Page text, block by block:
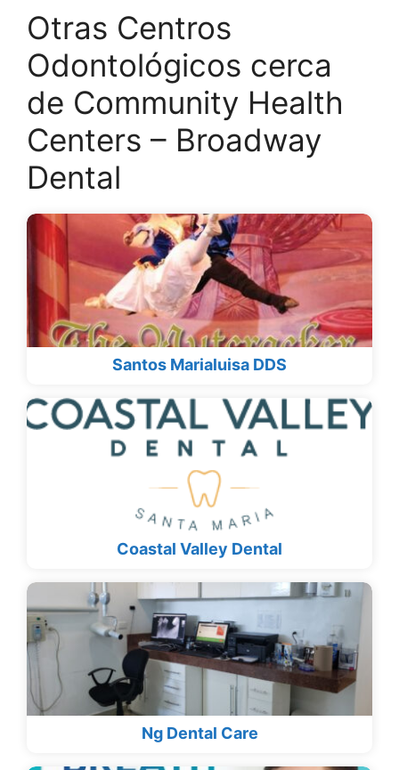
Otras Centros
Odontológicos cerca
de Community Health
Centers – Broadway
Dental
Santos Marialuisa DDS
Coastal Valley Dental
Ng Dental Care